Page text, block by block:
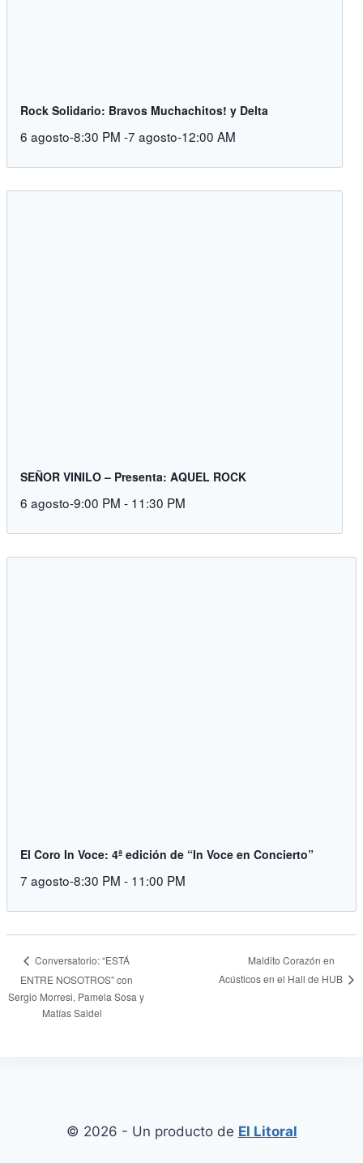
Rock Solidario: Bravos Muchachitos! y Delta
6 agosto-8:30 PM -7 agosto-12:00 AM
SEÑOR VINILO – Presenta: AQUEL ROCK
6 agosto-9:00 PM - 11:30 PM
El Coro In Voce: 4ª edición de “In Voce en Concierto”
7 agosto-8:30 PM - 11:00 PM
Conversatorio: “ESTÁ
ENTRE NOSOTROS” con
Sergio Morresi, Pamela Sosa y
Matías Saidel
Maldito Corazón en
Acústicos en el Hall de HUB
© 2026 - Un producto de El Litoral